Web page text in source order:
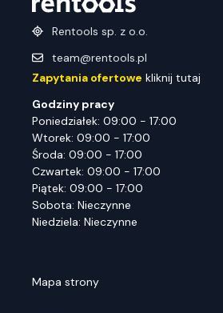
Rentools sp. z o.o.
team@rentools.pl
Zapytania ofertowe kliknij tutaj
Godziny pracy
Poniedziałek: 09:00 - 17:00
Wtorek: 09:00 - 17:00
Środa: 09:00 - 17:00
Czwartek: 09:00 - 17:00
Piątek: 09:00 - 17:00
Sobota: Nieczynne
Niedziela: Nieczynne
Mapa strony